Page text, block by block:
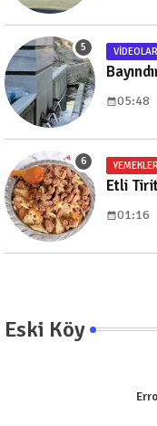
VIDEOLAR
05:48
01:16
Eski Köy